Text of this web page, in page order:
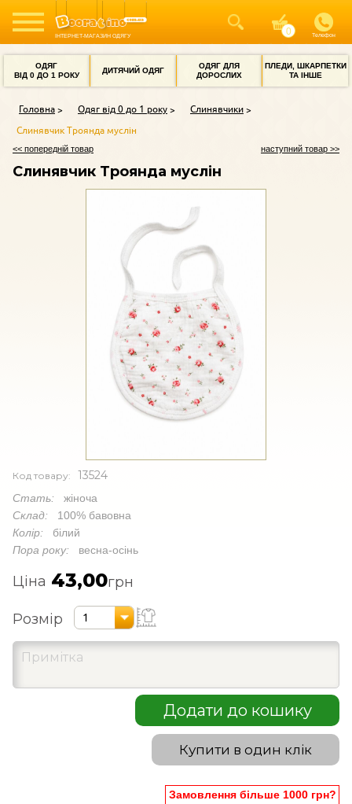
ІНТЕРНЕТ-МАГАЗИН ОДЯГУ Телефон
ОДЯГ
ВІД 0 ДО 1 РОКУ
ДИТЯЧИЙ ОДЯГ
ОДЯГ ДЛЯ
ДОРОСЛИХ
ПЛЕДИ, ШКАРПЕТКИ
ТА ІНШЕ
Головна Одяг від 0 до 1 року
Слинявчики
Слинявчик Троянда муслін
<< попередній товар наступний товар >>
Слинявчик Троянда муслін
Код товару: 13524
Стать: жіноча
Склад: 100% бавовна
Колір: білий
Пора року: весна-осінь
Ціна 43,00грн
Розмір 1
Додати до кошику
Купити в один клік
Замовлення більше 1000 грн?